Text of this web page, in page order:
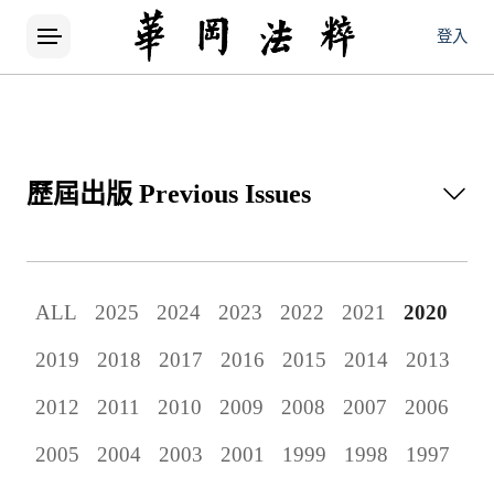
登入
歷屆出版 Previous Issues
當期出版
ALL 2025 2024 2023 2022 2021 2020
2019 2018 2017 2016 2015 2014 2013
2012 2011 2010 2009 2008 2007 2006
2005 2004 2003 2001 1999 1998 1997